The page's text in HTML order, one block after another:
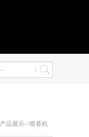
产品展示->喷香机